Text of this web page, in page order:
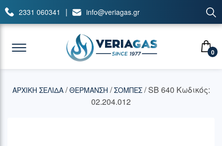
2331 060341 | info@veriagas.gr
0
ΑΡΧΙΚΉ ΣΕΛΊΔΑ/ΘΕΡΜΑΝΣΗ /ΣΟΜΠΕΣ/ SB 640 Κωδικός:
02.204.012